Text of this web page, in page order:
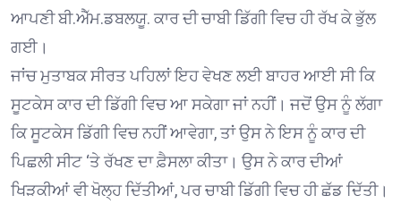
ਆਪਣੀ ਬੀ.ਐੱਮ.ਡਬਲਯੂ. ਕਾਰ ਦੀ ਚਾਬੀ ਡਿੱਗੀ ਵਿਚ ਹੀ ਰੱਖ ਕੇ ਭੁੱਲ
ਗਈ।
ਜਾਂਚ ਮੁਤਾਬਕ ਸੀਰਤ ਪਹਿਲਾਂ ਇਹ ਵੇਖਣ ਲਈ ਬਾਹਰ ਆਈ ਸੀ ਕਿ
ਸੂਟਕੇਸ ਕਾਰ ਦੀ ਡਿੱਗੀ ਵਿਚ ਆ ਸਕੇਗਾ ਜਾਂ ਨਹੀਂ। ਜਦੋਂ ਉਸ ਨੂੰ ਲੱਗਾ
ਕਿ ਸੂਟਕੇਸ ਡਿੱਗੀ ਵਿਚ ਨਹੀਂ ਆਵੇਗਾ, ਤਾਂ ਉਸ ਨੇ ਇਸ ਨੂੰ ਕਾਰ ਦੀ
ਪਿਛਲੀ ਸੀਟ ‘ਤੇ ਰੱਖਣ ਦਾ ਫ਼ੈਸਲਾ ਕੀਤਾ। ਉਸ ਨੇ ਕਾਰ ਦੀਆਂ
ਖਿੜਕੀਆਂ ਵੀ ਖੋਲ੍ਹ ਦਿੱਤੀਆਂ, ਪਰ ਚਾਬੀ ਡਿੱਗੀ ਵਿਚ ਹੀ ਛੱਡ ਦਿੱਤੀ।